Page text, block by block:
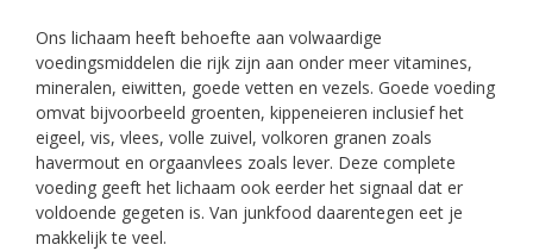
Ons lichaam heeft behoefte aan volwaardige
voedingsmiddelen die rijk zijn aan onder meer vitamines,
mineralen, eiwitten, goede vetten en vezels. Goede voeding
omvat bijvoorbeeld groenten, kippeneieren inclusief het
eigeel, vis, vlees, volle zuivel, volkoren granen zoals
havermout en orgaanvlees zoals lever. Deze complete
voeding geeft het lichaam ook eerder het signaal dat er
voldoende gegeten is. Van junkfood daarentegen eet je
makkelijk te veel.